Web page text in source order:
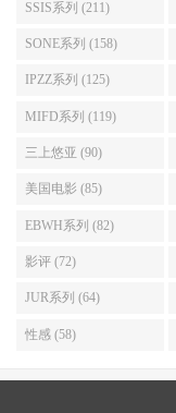
SSIS系列 (211)
SONE系列 (158)
IPZZ系列 (125)
MIFD系列 (119)
三上悠亚 (90)
美国电影 (85)
EBWH系列 (82)
影评 (72)
JUR系列 (64)
性感 (58)